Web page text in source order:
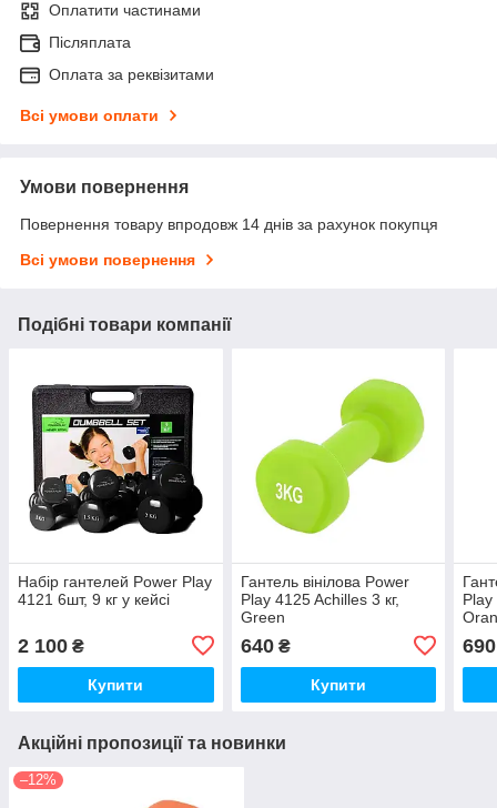
Оплатити частинами
Післяплата
Оплата за реквізитами
Всі умови оплати
Умови повернення
Повернення товару впродовж 14 днів за рахунок покупця
Всі умови повернення
Подібні товари компанії
Набір гантелей Power Play
4121 6шт, 9 кг у кейсі
2 100 ₴
Купити
Гантель вінілова Power
Play 4125 Achilles 3 кг,
Green
640₴
Купити
Play
690
Акційні пропозиції та новинки
–12%